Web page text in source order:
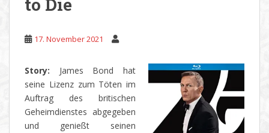
to Die
17. November 2021
Story: James Bond hat
seine Lizenz zum Töten im
Auftrag des britischen
Geheimdienstes abgegeben
und genießt seinen